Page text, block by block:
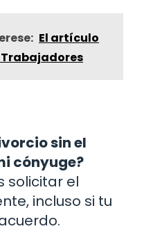
El artículo
sin el
cónyuge?
solicitar el
incluso si tu